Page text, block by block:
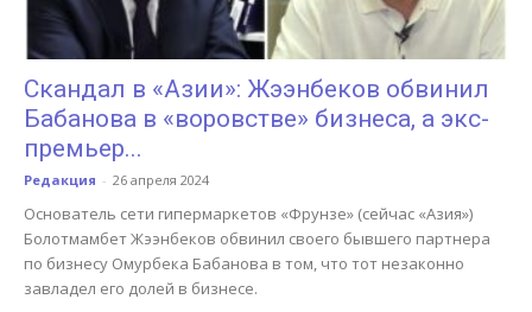
Скандал в «Азии»: Жээнбеков обвинил
Бабанова в «воровстве» бизнеса, а экс-
премьер...
Редакция - 26 апреля 2024
Основатель сети гипермаркетов «Фрунзе» (сейчас «Азия»)
Болотмамбет Жээнбеков обвинил своего бывшего партнера
по бизнесу Омурбека Бабанова в том, что тот незаконно
завладел его долей в бизнесе.